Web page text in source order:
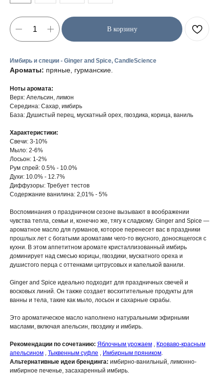
В корзину
Имбирь и специи - Ginger and Spice, CandleScience
Ароматы: пряные, гурманские.
Ноты аромата:
Верх: Апельсин, лимон
Середина: Сахар, имбирь
База: Душистый перец, мускатный орех, гвоздика, корица, ваниль
Характеристики:
Свечи: 3-10%
Мыло: 2-6%
Лосьон: 1-2%
Рум спрей: 0.5% - 10.0%
Духи: 10.0% - 12.7%
Диффузоры: Требует тестов
Содержание ванилина: 2,01% - 5%
Воспоминания о праздничном сезоне вызывают в воображении
чувства тепла, семьи и, конечно же, тягу к сладкому. Ginger and Spice —
ароматное масло для гурманов, которое перенесет вас в праздники
прошлых лет с богатыми ароматами чего-то вкусного, доносящегося с
кухни. В этом аппетитном аромате кристаллизованный имбирь
доминирует над смесью корицы, гвоздики, мускатного ореха и
душистого перца с оттенками цитрусовых и капелькой ванили.
Ginger and Spice идеально подходит для праздничных свечей и
восковых линий. Он также создает восхитительные продукты для
ванны и тела, такие как мыло, лосьон и сахарные скрабы.
Это ароматическое масло наполнено натуральными эфирными
маслами, включая апельсин, гвоздику и имбирь.
Рекомендации по сочетанию: Яблочным урожаем , Кроваво-красным
апельсином , Тыквенным суфле , Имбирным пряником.
Альтернативные идеи брендинга: имбирно-ванильный, лимонно-
имбирное печенье, засахаренный имбирь.